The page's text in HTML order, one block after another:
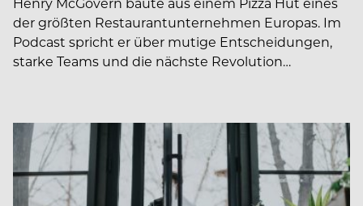
der größten Restaurantunternehmen Europas. Im
Podcast spricht er über mutige Entscheidungen,
starke Teams und die nächste Revolution…